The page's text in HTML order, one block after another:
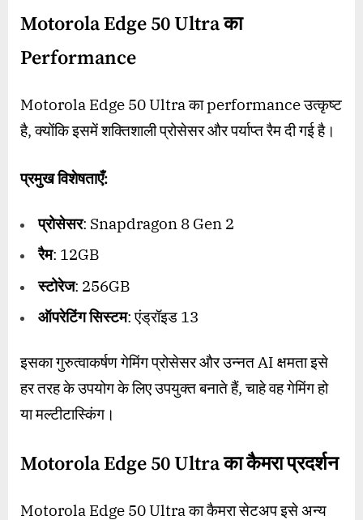
Motorola Edge 50 Ultra का
Performance
Motorola Edge 50 Ultra का performance उत्कृष्ट
है, क्योंकि इसमें शक्तिशाली प्रोसेसर और पर्याप्त रैम दी गई है।
प्रमुख विशेषताएँ:
प्रोसेसर: Snapdragon 8 Gen 2
रैम: 12GB
स्टोरेज: 256GB
ऑपरेटिंग सिस्टम: एंड्रॉइड 13
इसका गुरुत्वाकर्षण गेमिंग प्रोसेसर और उन्नत AI क्षमता इसे
हर तरह के उपयोग के लिए उपयुक्त बनाते हैं, चाहे वह गेमिंग हो
या मल्टीटास्किंग।
Motorola Edge 50 Ultra काकैमरा प्रदर्शन
Motorola Edge 50 Ultra का कैमरा सेटअप इसे अन्य